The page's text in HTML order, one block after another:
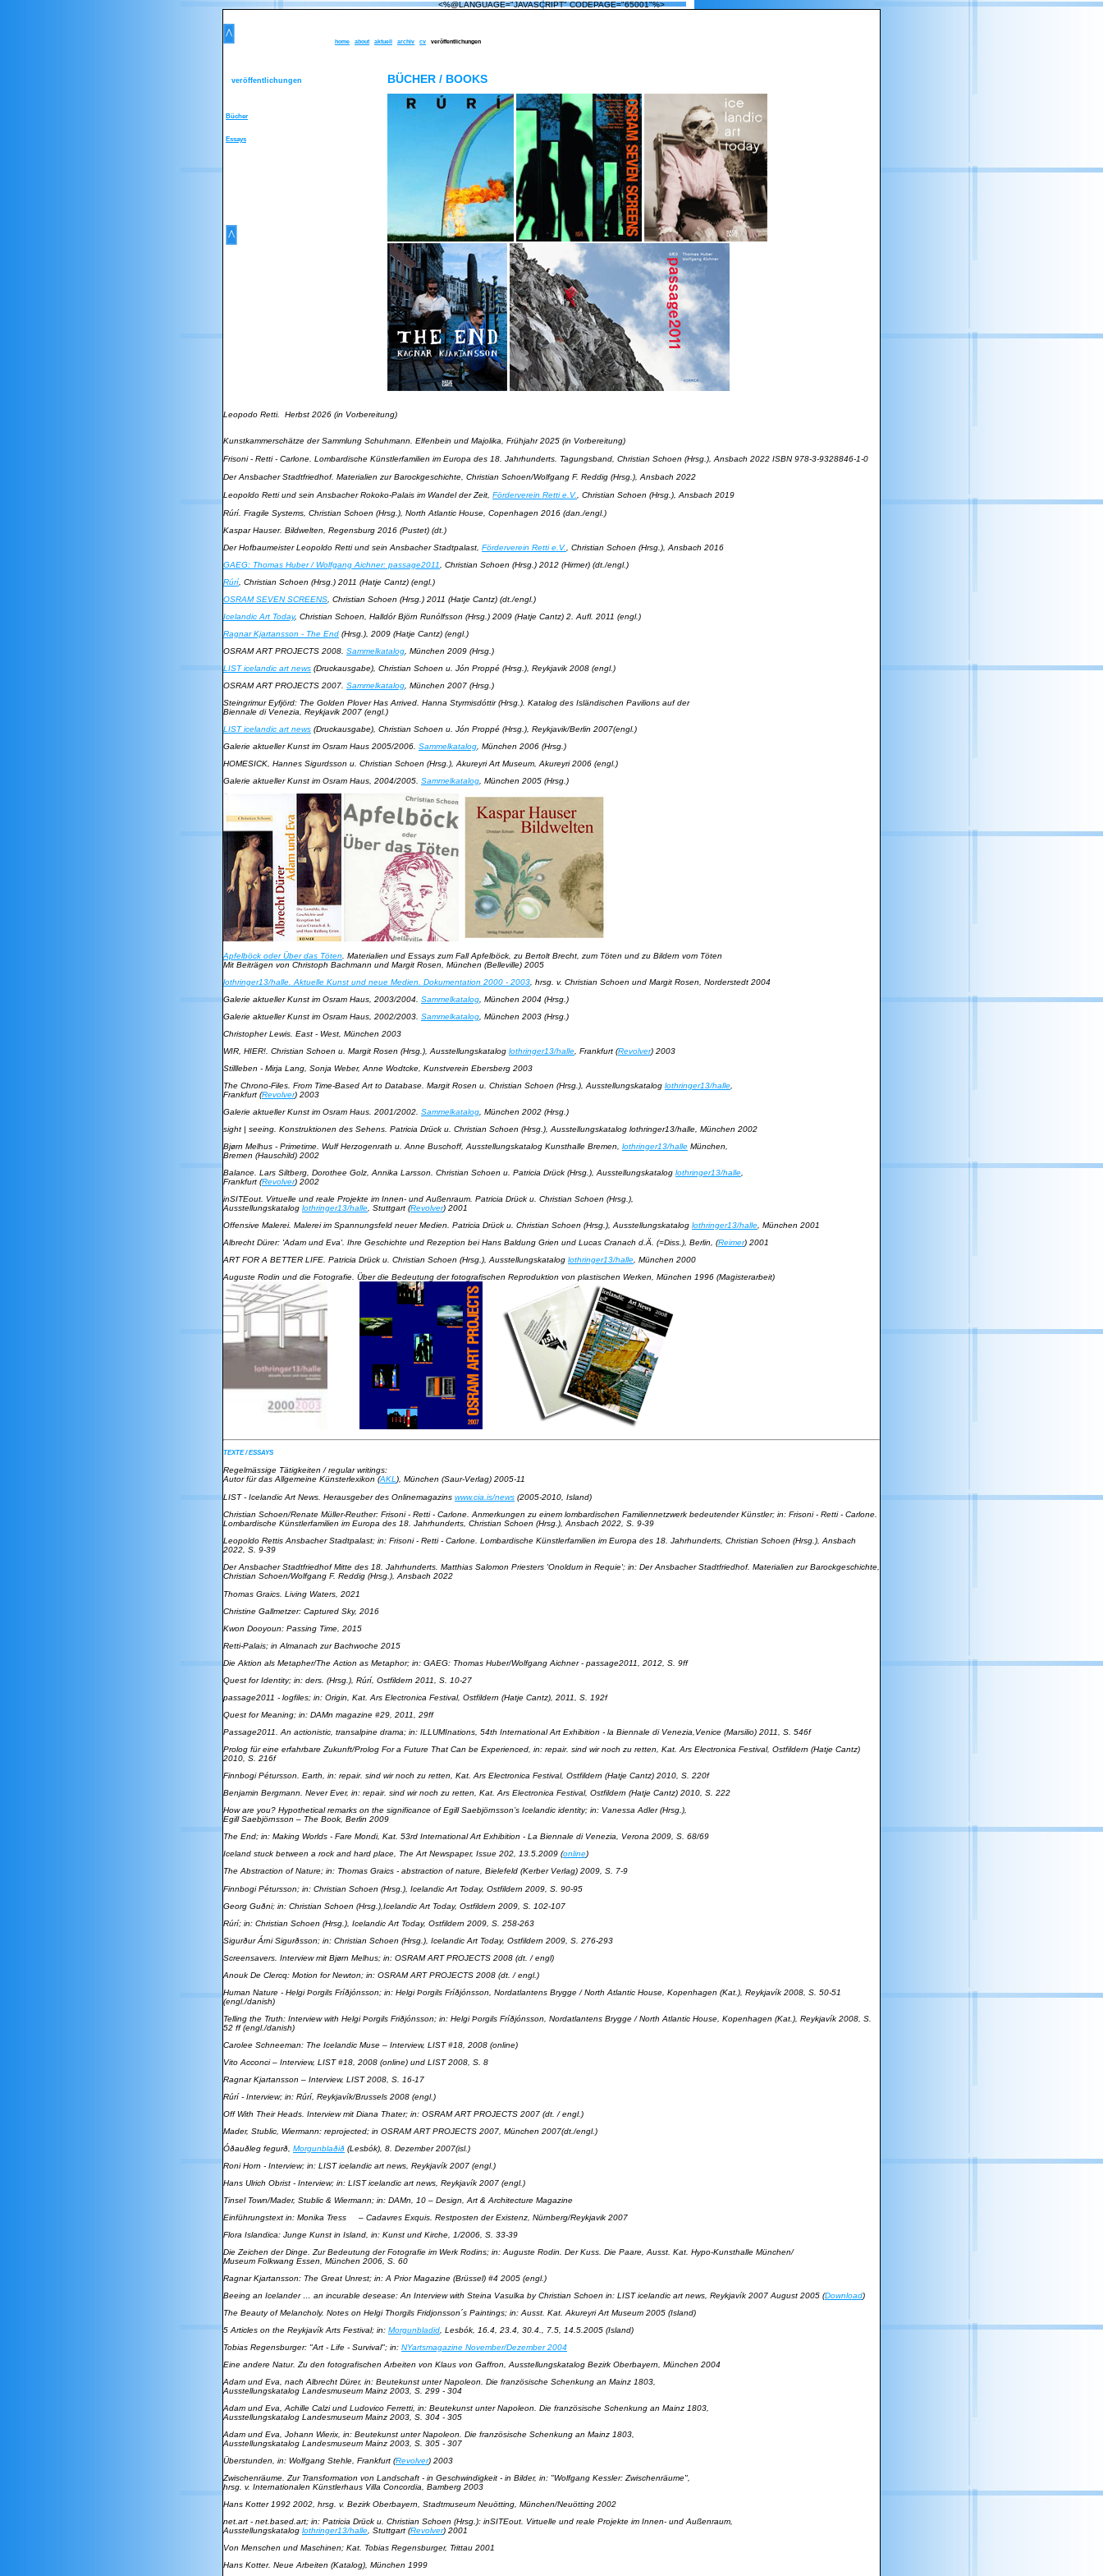
<%@LANGUAGE="JAVASCRIPT" CODEPAGE="65001"%>
home about aktuell archiv cv veröffentlichungen
veröffentlichungen
Bücher
Essays
BÜCHER / BOOKS
Leopodo Retti. Herbst 2026 (in Vorbereitung)
Kunstkammerschätze der Sammlung Schuhmann. Elfenbein und Majolika, Frühjahr 2025 (in Vorbereitung)
Frisoni - Retti - Carlone. Lombardische Künstlerfamilien im Europa des 18. Jahrhunderts . Tagungsband, Christian Schoen (Hrsg.), Ansbach 2022 ISBN 978-3-9328846-1-0
Der Ansbacher Stadtfriedhof. Materialien zur Barockgeschichte, Christian Schoen/Wolfgang F. Reddig (Hrsg.) Ansbach 2022
Leopoldo Retti und sein Ansbacher Rokoko-Palais im Wandel der Zeit Förderverein Retti e.V. , Christian Schoen (Hrsg.), Ansbach 2019
Rúrí. Fragile Systems, Christian Schoen (Hrsg.), North Atlantic House, Copenhagen 2016 (dan./engl.)
Kaspar Hauser. Bildwelten , Regensburg 2016 (Pustet) (dt.)
Der Hofbaumeister Leopoldo Retti und sein Ansbacher Stadtpalast, Förderverein Retti e.V. , Christian Schoen (Hrsg.), Ansbach 2016
GAEG: Thomas Huber / Wolfgang Aichner: passage2011 , Christian Schoen (Hrsg.) 2012 (Hirmer) (dt./engl.)
Rúrí, Christian Schoen (Hrsg.) 2011 (Hatje Cantz) (engl.)
OSRAM SEVEN SCREENS , Christian Schoen (Hrsg.) 2011 (Hatje Cantz) (dt./engl.)
Icelandic Art Today, Christian Schoen, Halldór Björn Runólfsson (Hrsg.) 2009 (Hatje Cantz) 2. Aufl. 2011 (engl.)
Ragnar Kjartansson - The End (Hrsg.), 2009 (Hatje Cantz) (engl.)
OSRAM ART PROJECTS 2008 Sammelkatalog , München 2009 (Hrsg.)
LIST icelandic art news (Druckausgabe), Christian Schoen u. Jón Proppé (Hrsg.), Reykjavik 2008 (engl.)
OSRAM ART PROJECTS 2007 Sammelkatalog , München 2007 (Hrsg.)
Steingrimur Eyfjörd: The Golden Plover Has Arrived . Hanna Styrmisdóttir (Hrsg.). Katalog des Isländischen Pavilions auf der
Biennale di Venezia, Reykjavik 2007 (engl.)
LIST icelandic art news (Druckausgabe), Christian Schoen u. Jón Proppé (Hrsg.), Reykjavik/Berlin 2007(engl.)
Galerie aktueller Kunst im Osram Haus 2005/2006 Sammelkatalog , München 2006 (Hrsg.)
HOMESICK , Hannes Sigurdsson u. Christian Schoen (Hrsg.), Akureyri Art Museum, Akureyri 2006 (engl.)
Galerie aktueller Kunst im Osram Haus, 2004/2005 Sammelkatalog , München 2005 (Hrsg.)
Apfelböck oder Über das Töten . Materialien und Essays zum Fall Apfelböck, zu Bertolt Brecht, zum Töten und zu Bildern vom Töten
Mit Beiträgen von Christoph Bachmann und Margit Rosen, München (Belleville) 2005
lothringer13/halle. Aktuelle Kunst und neue Medien. Dokumentation 2000 - 2003 , hrsg. v. Christian Schoen und Margit Rosen, Norderstedt 2004
Galerie aktueller Kunst im Osram Haus, 2003/2004
Sammelkatalog , München 2004 (Hrsg.)
Galerie aktueller Kunst im Osram Haus, 2002/2003 Sammelkatalog , München 2003 (Hrsg.)
Christopher Lewis. East - West , München 2003
WIR, HIER! . Christian Schoen u. Margit Rosen (Hrsg.), Ausstellungskatalog lothringer13/halle , Frankfurt (Revolver) 2003
Stillleben - Mirja Lang, Sonja Weber, Anne Wodtcke , Kunstverein Ebersberg 2003
The Chrono-Files. From Time-Based Art to Database . Margit Rosen u. Christian Schoen (Hrsg.), Ausstellungskatalog lothringer13/halle
Frankfurt (Revolver) 2003
Galerie aktueller Kunst im Osram Haus. 2001/2002 Sammelkatalog , München 2002 (Hrsg.)
sight | seeing. Konstruktionen des Sehens . Patricia Drück u. Christian Schoen (Hrsg.), Ausstellungskatalog lothringer13/halle, München 2002
Bjørn Melhus - Primetime . Wulf Herzogenrath u. Anne Buschoff, Ausstellungskatalog Kunsthalle Bremen, lothringer13/halle München,
Bremen (Hauschild) 2002
Balance. Lars Siltberg, Dorothee Golz, Annika Larsson.
Christian Schoen u. Patricia Drück (Hrsg.), Ausstellungskatalog lothringer13/halle
Frankfurt (Revolver) 2002
inSITEout. Virtuelle und reale Projekte im Innen- und Außenraum . Patricia Drück u. Christian Schoen (Hrsg.),
Ausstellungskatalog lothringer13/halle , Stuttgart (Revolver) 2001
Offensive Malerei. Malerei im Spannungsfeld neuer Medien . Patricia Drück u. Christian Schoen (Hrsg.), Ausstellungskatalog lothringer13/halle , München 2001
Albrecht Dürer: 'Adam und Eva'. Ihre Geschichte und Rezeption bei Hans Baldung Grien und Lucas Cranach d.Ä . (=Diss.), Berlin, (Reimer) 2001
ART FOR A BETTER LIFE . Patricia Drück u. Christian Schoen (Hrsg.), Ausstellungskatalog lothringer13/halle , München 2000
Auguste Rodin und die Fotografie. Über die Bedeutung der fotografischen Reproduktion von plastischen Werken , München 1996 (Magisterarbeit)
TEXTE / ESSAYS
Regelmässige Tätigkeiten / regular writings:
Autor für das Allgemeine Künsterlexikon (AKL ), München (Saur-Verlag) 2005-11
LIST - Icelandic Art News . Herausgeber des Onlinemagazins www.cia.is/news (2005-2010, Island)
Christian Schoen/Renate Müller-Reuther: Frisoni - Retti - Carlone. Anmerkungen zu einem lombardischen Familiennetzwerk bedeutender Künstler; in: Frisoni - Retti - Carlone.
Lombardische Künstlerfamilien im Europa des 18. Jahrhunderts , Christian Schoen (Hrsg.), Ansbach 2022, S. 9-39
Leopoldo Rettis Ansbacher Stadtpalast; in: Frisoni - Retti - Carlone. Lombardische Künstlerfamilien im Europa des 18. Jahrhunderts , Christian Schoen (Hrsg.), Ansbach
2022, S. 9-39
Der Ansbacher Stadtfriedhof Mitte des 18. Jahrhunderts. Matthias Salomon Priesters 'Onoldum in Requie'; in: Der Ansbacher Stadtfriedhof. Materialien zur Barockgeschichte,
Christian Schoen/Wolfgang F. Reddig (Hrsg.) Ansbach 2022
Thomas Graics. Living Waters , 2021
Christine Gallmetzer: Captured Sky, 2016
Kwon Dooyoun: Passing Time , 2015
Retti-Palais; in Almanach zur Bachwoche 2015
Die Aktion als Metapher/The Action as Metaphor; in: GAEG: Thomas Huber/Wolfgang Aichner - passage2011 , 2012, S. 9ff
Quest for Identity; in: ders. (Hrsg.), Rúrí, Ostfildern 2011, S. 10-27
passage2011 - logfiles; in: Origin, Kat. Ars Electronica Festival, Ostfildern (Hatje Cantz), 2011, S. 192f
Quest for Meaning; in: DAMn magazine #29, 2011, 29ff
Passage2011. An actionistic, transalpine drama; in: ILLUMInations, 54th International Art Exhibition - la Biennale di Venezia,Venice (Marsilio) 2011, S. 546f
Prolog für eine erfahrbare Zukunft/Prolog For a Future That Can be Experienced , in: repair. sind wir noch zu retten , Kat. Ars Electronica Festival, Ostfildern (Hatje Cantz)
2010, S. 216f
Finnbogi Pétursson. Earth , in: repair. sind wir noch zu retten , Kat. Ars Electronica Festival, Ostfildern (Hatje Cantz) 2010, S. 220f
Benjamin Bergmann. Never Ever, in: repair. sind wir noch zu retten , Kat. Ars Electronica Festival, Ostfildern (Hatje Cantz) 2010, S. 222
How are you? Hypothetical remarks on the significance of Egill Saebjörnsson’s Icelandic identity; in: Vanessa Adler (Hrsg.),
Egill Saebjörnsson – The Book, Berlin 2009
The End; in: Making Worlds - Fare Mondi, Kat. 53rd International Art Exhibition - La Biennale di Venezia, Verona 2009, S. 68/69
Iceland stuck between a rock and hard place , The Art Newspaper, Issue 202, 13.5.2009 (online)
The Abstraction of Nature; in: Thomas Graics - abstraction of nature, Bielefeld (Kerber Verlag) 2009, S. 7-9
Finnbogi Pétursson; in: Christian Schoen (Hrsg.), Icelandic Art Today, Ostfildern 2009, S. 90-95
Georg Guðni; in: Christian Schoen (Hrsg.),Icelandic Art Today, Ostfildern 2009, S. 102-107
Rúrí; in: Christian Schoen (Hrsg.), Icelandic Art Today, Ostfildern 2009, S. 258-263
Sigurður Árni Sigurðsson; in: Christian Schoen (Hrsg.), Icelandic Art Today, Ostfildern 2009, S. 276-293
Screensavers. Interview mit Bjørn Melhus; in: OSRAM ART PROJECTS 2008 (dt. / engl)
Anouk De Clercq: Motion for Newton; in: OSRAM ART PROJECTS 2008 (dt. / engl.)
Human Nature - Helgi Þorgils Fríðjónsson; in: Helgi Þorgils Fríðjónsson, Nordatlantens Brygge / North Atlantic House, Kopenhagen (Kat.), Reykjavík 2008, S. 50-51
(engl./danish)
Telling the Truth: Interview with Helgi Þorgils Friðjónsson; in: Helgi Þorgils Fríðjónsson, Nordatlantens Brygge / North Atlantic House, Kopenhagen (Kat.), Reykjavík 2008, S.
52 ff (engl./danish)
Carolee Schneeman: The Icelandic Muse – Interview, LIST #18, 2008 (online)
Vito Acconci – Interview, LIST #18, 2008 (online) und LIST 2008, S. 8
Ragnar Kjartansson – Interview, LIST 2008, S. 16-17
Rúrí - Interview; in: Rúrí, Reykjavík/Brussels 2008 (engl.)
Off With Their Heads . Interview mit Diana Thater; in: OSRAM ART PROJECTS 2007 (dt. / engl.)
Mader, Stublic, Wiermann: reprojected; in OSRAM ART PROJECTS 2007, München 2007(dt./engl.)
Óðauðleg fegurð
Morgunblaðið (Lesbók), 8. Dezember 2007(isl.)
Roni Horn - Interview; in: LIST icelandic art news, Reykjavík 2007 (engl.)
Hans Ulrich Obrist - Interview; in: LIST icelandic art news, Reykjavík 2007 (engl.)
Tinsel Town/Mader, Stublic & Wiermann; in: DAMn, 10 – Design, Art & Architecture Magazine
Einführungstext in: Monika Tress – Cadavres Exquis. Restposten der Existenz , Nürnberg/Reykjavik 2007
Flora Islandica: Junge Kunst in Island , in: Kunst und Kirche, 1/2006, S. 33-39
Die Zeichen der Dinge. Zur Bedeutung der Fotografie im Werk Rodins; in: Auguste Rodin. Der Kuss. Die Paare, Ausst. Kat. Hypo-Kunsthalle München/
Museum Folkwang Essen, München 2006, S. 60
Ragnar Kjartansson: The Great Unrest; in: A Prior Magazine (Brüssel) #4 2005 (engl.)
Beeing an Icelander … an incurable desease: An Interview with Steina Vasulka by Christian Schoen in: LIST icelandic art news, Reykjavík 2007 August 2005 (Download)
The Beauty of Melancholy. Notes on Helgi Thorgils Fridjonsson´s Paintings; in: Ausst. Kat. Akureyri Art Museum 2005 (Island)
5 Articles on the Reykjavík Arts Festival; in: Morgunbladid , Lesbók, 16.4, 23.4, 30.4., 7.5, 14.5.2005 (Island)
Tobias Regensburger: "Art - Life - Survival"; in: NYartsmagazine November/Dezember 2004
Eine andere Natur. Zu den fotografischen Arbeiten von Klaus von Gaffron , Ausstellungskatalog Bezirk Oberbayern, München 2004
Adam und Eva, nach Albrecht Dürer, in: Beutekunst unter Napoleon. Die französische Schenkung an Mainz 1803,
Ausstellungskatalog Landesmuseum Mainz 2003, S. 299 - 304
Adam und Eva, Achille Calzi und Ludovico Ferretti, in: Beutekunst unter Napoleon. Die französische Schenkung an Mainz 1803,
Ausstellungskatalog Landesmuseum Mainz 2003, S. 304 - 305
Adam und Eva, Johann Wierix , in: Beutekunst unter Napoleon. Die französische Schenkung an Mainz 1803,
Ausstellungskatalog Landesmuseum Mainz 2003, S. 305 - 307
Überstunden , in: Wolfgang Stehle, Frankfurt (Revolver) 2003
Zwischenräume. Zur Transformation von Landschaft - in Geschwindigkeit - in Bilder, in: "Wolfgang Kessler: Zwischenräume",
hrsg. v. Internationalen Künstlerhaus Villa Concordia, Bamberg 2003
Hans Kotter 1992 2002 , hrsg. v. Bezirk Oberbayern, Stadtmuseum Neuötting, München/Neuötting 2002
net.art - net.based.art; in: Patricia Drück u. Christian Schoen (Hrsg.): inSITEout. Virtuelle und reale Projekte im Innen- und Außenraum,
Ausstellungskatalog lothringer13/halle , Stuttgart (Revolver) 2001
Von Menschen und Maschinen; Kat. Tobias Regensburger, Trittau 2001
Hans Kotter. Neue Arbeiten (Katalog), München 1999